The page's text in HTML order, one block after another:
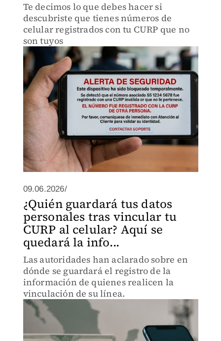
Te decimos lo que debes hacer si
descubriste que tienes números de
celular registrados con tu CURP que no
son tuyos
09.06.2026/
¿Quién guardará tus datos
personales tras vincular tu
CURP al celular? Aquí se
quedará la info...
Las autoridades han aclarado sobre en
dónde se guardará el registro de la
información de quienes realicen la
vinculación de su línea.